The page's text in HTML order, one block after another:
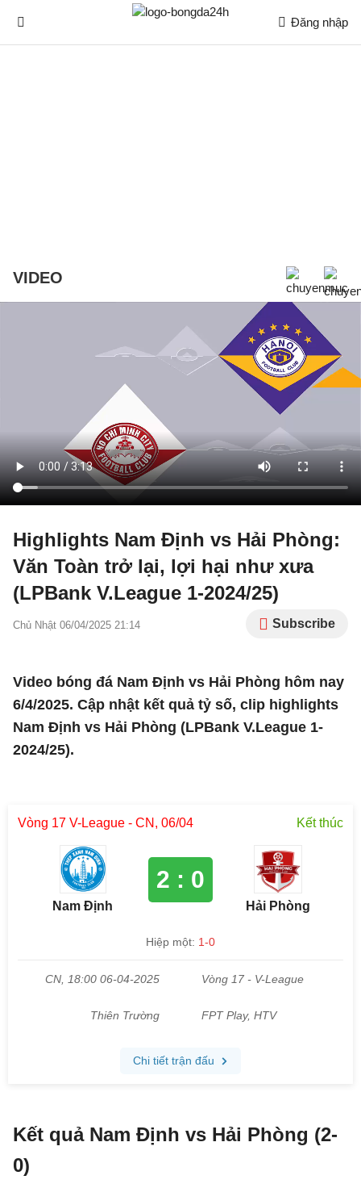
Đăng nhập
VIDEO
Highlights Nam Định vs Hải Phòng:
Văn Toàn trở lại, lợi hại như xưa
(LPBank V.League 1-2024/25)
Chủ Nhật 06/04/2025 21:14 Subscribe
Video bóng đá Nam Định vs Hải Phòng hôm nay
6/4/2025. Cập nhật kết quả tỷ số, clip highlights
Nam Định vs Hải Phòng (LPBank V.League 1-
2024/25).
Kết quả Nam Định vs Hải Phòng (2-
0)